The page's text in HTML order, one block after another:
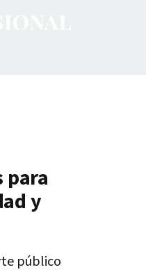
para
y
público